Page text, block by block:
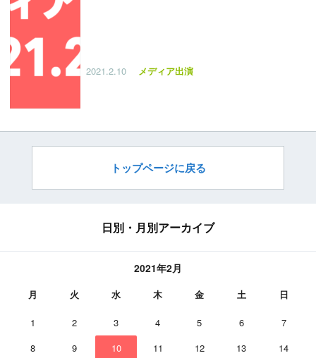
2021.2.10 メディア出演
トップページに戻る
日別・月別アーカイブ
2021年2月
月 火 水 木 金 土 日
1 2 3 4 5 6
7
8
9 10 11 12 13
14